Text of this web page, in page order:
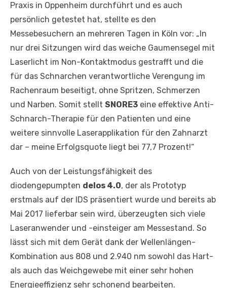
Praxis in Oppenheim durchführt und es auch
persönlich getestet hat, stellte es den
Messebesuchern an mehreren Tagen in Köln vor: „In
nur drei Sitzungen wird das weiche Gaumensegel mit
Laserlicht im Non-Kontaktmodus gestrafft und die
für das Schnarchen verantwortliche Verengung im
Rachenraum beseitigt, ohne Spritzen, Schmerzen
und Narben. Somit stellt SNORE3 eine effektive Anti-
Schnarch-Therapie für den Patienten und eine
weitere sinnvolle Laserapplikation für den Zahnarzt
dar – meine Erfolgsquote liegt bei 77,7 Prozent!“
Auch von der Leistungsfähigkeit des
diodengepumpten delos 4.0, der als Prototyp
erstmals auf der IDS präsentiert wurde und bereits ab
Mai 2017 lieferbar sein wird, überzeugten sich viele
Laseranwender und -einsteiger am Messestand. So
lässt sich mit dem Gerät dank der Wellenlängen-
Kombination aus 808 und 2.940 nm sowohl das Hart-
als auch das Weichgewebe mit einer sehr hohen
Energieeffizienz sehr schonend bearbeiten.